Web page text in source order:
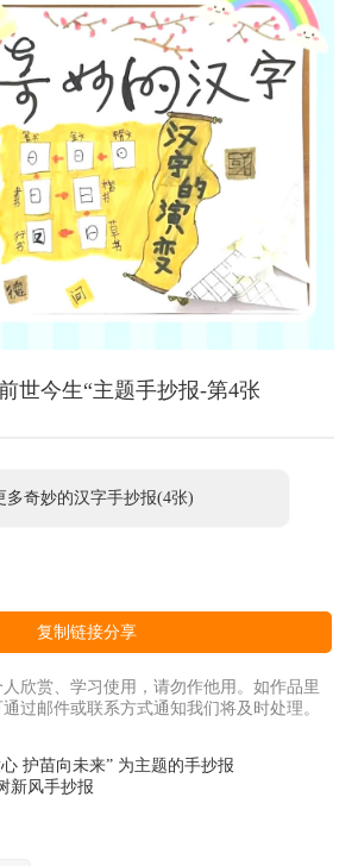
世今生“主题手抄报-第4张
多奇妙的汉字手抄报(4张)
复制链接分享
欣赏、学习使用，请勿作他用。如作品里
过邮件或联系方式通知我们将及时处理。
护苗向未来” 为主题的手抄报
新风手抄报